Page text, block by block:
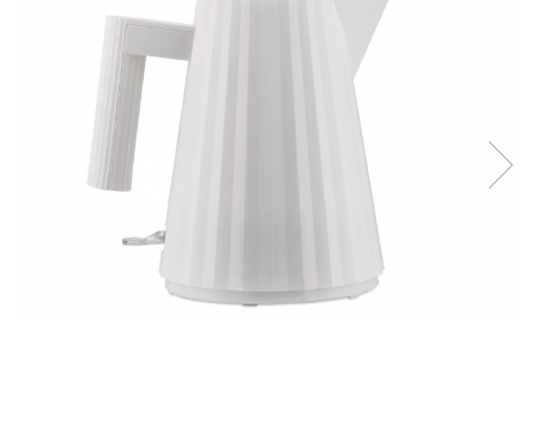
Curatenie si intretinere
Hobby-uri creative
Iluminat & Electrice
Kit-uri automatizari porti si usi
Mobila dormitor
Mobila gradina & terasa